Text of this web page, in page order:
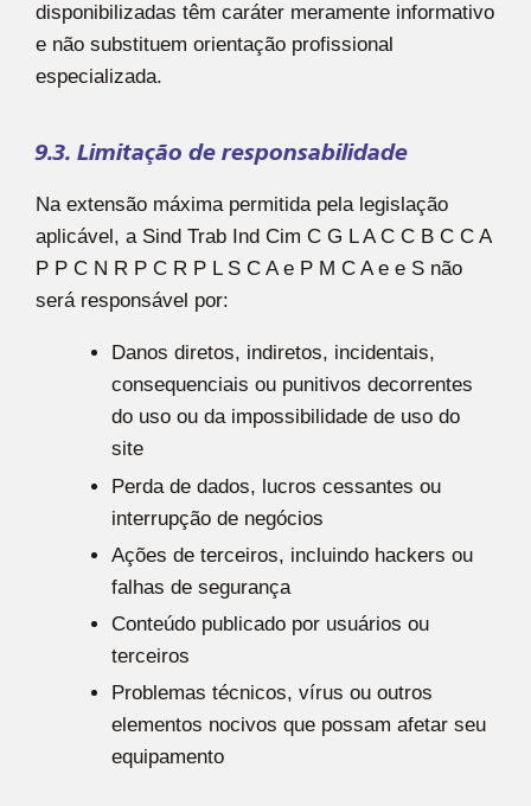
disponibilizadas têm caráter meramente informativo
e não substituem orientação profissional
especializada.
9.3. Limitação de responsabilidade
Na extensão máxima permitida pela legislação
aplicável, a Sind Trab Ind Cim C G L A C C B C C A
P P C N R P C R P L S C A e P M C A e e S não
será responsável por:
Danos diretos, indiretos, incidentais,
consequenciais ou punitivos decorrentes
do uso ou da impossibilidade de uso do
site
Perda de dados, lucros cessantes ou
interrupção de negócios
Ações de terceiros, incluindo hackers ou
falhas de segurança
Conteúdo publicado por usuários ou
terceiros
Problemas técnicos, vírus ou outros
elementos nocivos que possam afetar seu
equipamento